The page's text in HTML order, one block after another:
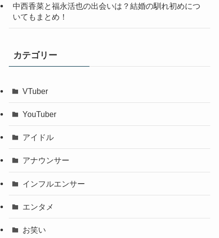
中西香菜と福永活也の出会いは？結婚の馴れ初めにつ
いてもまとめ！
カテゴリー
VTuber
YouTuber
アイドル
アナウンサー
インフルエンサー
エンタメ
お笑い